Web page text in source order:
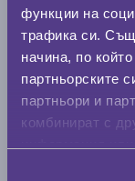
функции на
трафика си.
начина, по
партньорските
партньори и
комбинират с